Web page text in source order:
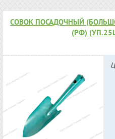
СОВОК ПОСАДОЧНЫЙ
(РФ)